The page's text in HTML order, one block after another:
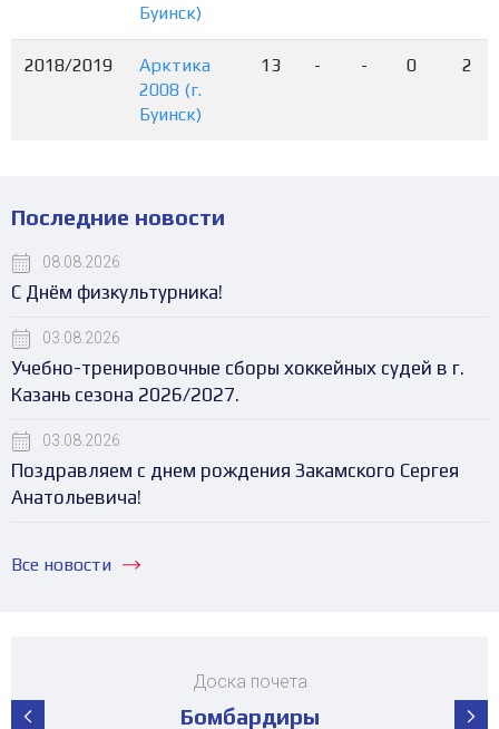
Буинск)
2018/2019
Арктика
2008 (г.
Буинск)
13 - - 0 2
Последние новости
08.08.2026
С Днём физкультурника!
03.08.2026
Учебно-тренировочные сборы хоккейных судей в г.
Казань сезона 2026/2027.
03.08.2026
Поздравляем с днем рождения Закамского Сергея
Анатольевича!
Все новости
Доска почета
Бомбардиры